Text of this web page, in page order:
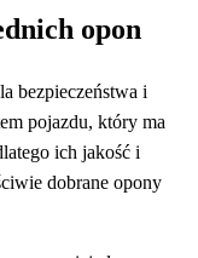
opon
bezpieczeństwa i
pojazdu, który ma
ich jakość i
dobrane opony